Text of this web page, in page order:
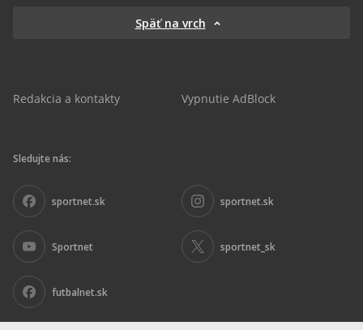
Späť na vrch
Redakcia a kontakty Vypnutie AdBlock
Sledujte nás:
sportnet.sk sportnet.sk
Sportnet sportnet_sk
futbalnet.sk